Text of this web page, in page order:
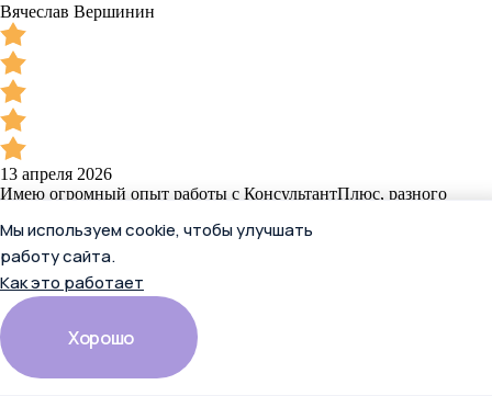
Вячеслав Вершинин
13 апреля 2026
Имею огромный опыт работы с КонсультантПлюс, разного
достоверность в решении поставленных вопросов.
Индивидуальный подход работников КонсультантПлюс на
высоком уровне. Сама СПС "КонсультантПлюс" развивается и
не стоит на месте. Советую, приобретаёте - действительно
надежная правовая система.
Отзыв в Яндекс.Картах
Мы используем cookie, чтобы улучшать
работу сайта.
Как это работает
Хорошо